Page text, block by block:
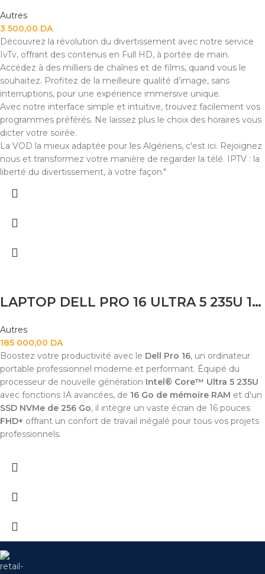
Autres
3 500,00 DA
Découvrez la révolution du divertissement avec notre service
IvTv, offrant des contenus en Full HD, à portée de main.
Accédez à des milliers de chaînes et de films, quand vous le
souhaitez. Profitez de la meilleure qualité d’image, sans
interruptions, pour une expérience immersive unique.
Avec notre interface simple et intuitive, trouvez facilement vos
programmes préférés. Ne laissez plus le choix des horaires vous
dicter votre soirée.
La VOD la mieux adaptée pour les Algériens, c'est ici. Rejoignez
nous et transformez votre manière de regarder la télé. IPTV : la
liberté du divertissement, à votre façon."
LAPTOP DELL PRO 16 ULTRA 5 235U 16GB 256 SSD 16 FHD+
Autres
185 000,00 DA
Boostez votre productivité avec le Dell Pro 16, un ordinateur
portable professionnel moderne et performant. Équipé du
processeur de nouvelle génération Intel® Core™ Ultra 5 235U
avec fonctions IA avancées, de 16 Go de mémoire RAM et d'un
SSD NVMe de 256 Go, il intègre un vaste écran de 16 pouces
FHD+ offrant un confort de travail inégalé pour tous vos projets
professionnels.